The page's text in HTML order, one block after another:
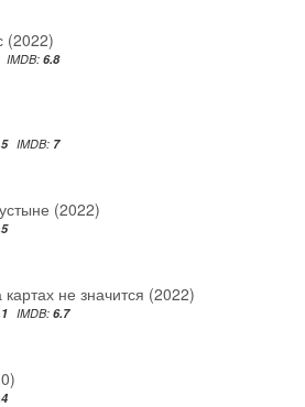
(2022)
IMDB: 6.8
IMDB: 7
(2022)
не значится (2022)
IMDB: 6.7